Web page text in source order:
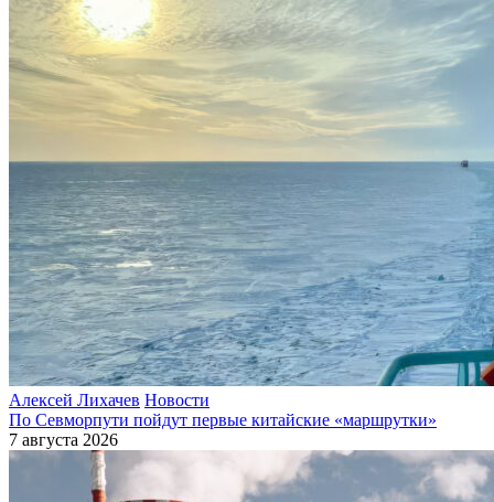
Алексей Лихачев Новости
По Севморпути пойдут первые китайские «маршрутки»
7 августа 2026